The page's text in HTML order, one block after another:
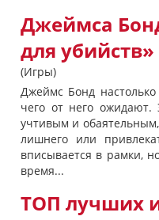
Джеймса
для
(Игры)
Джеймс Бонд настолько
чего от него ожидают.
учтивым и
лишнего или
вписывается в рамки,
время...
ТОП лучших